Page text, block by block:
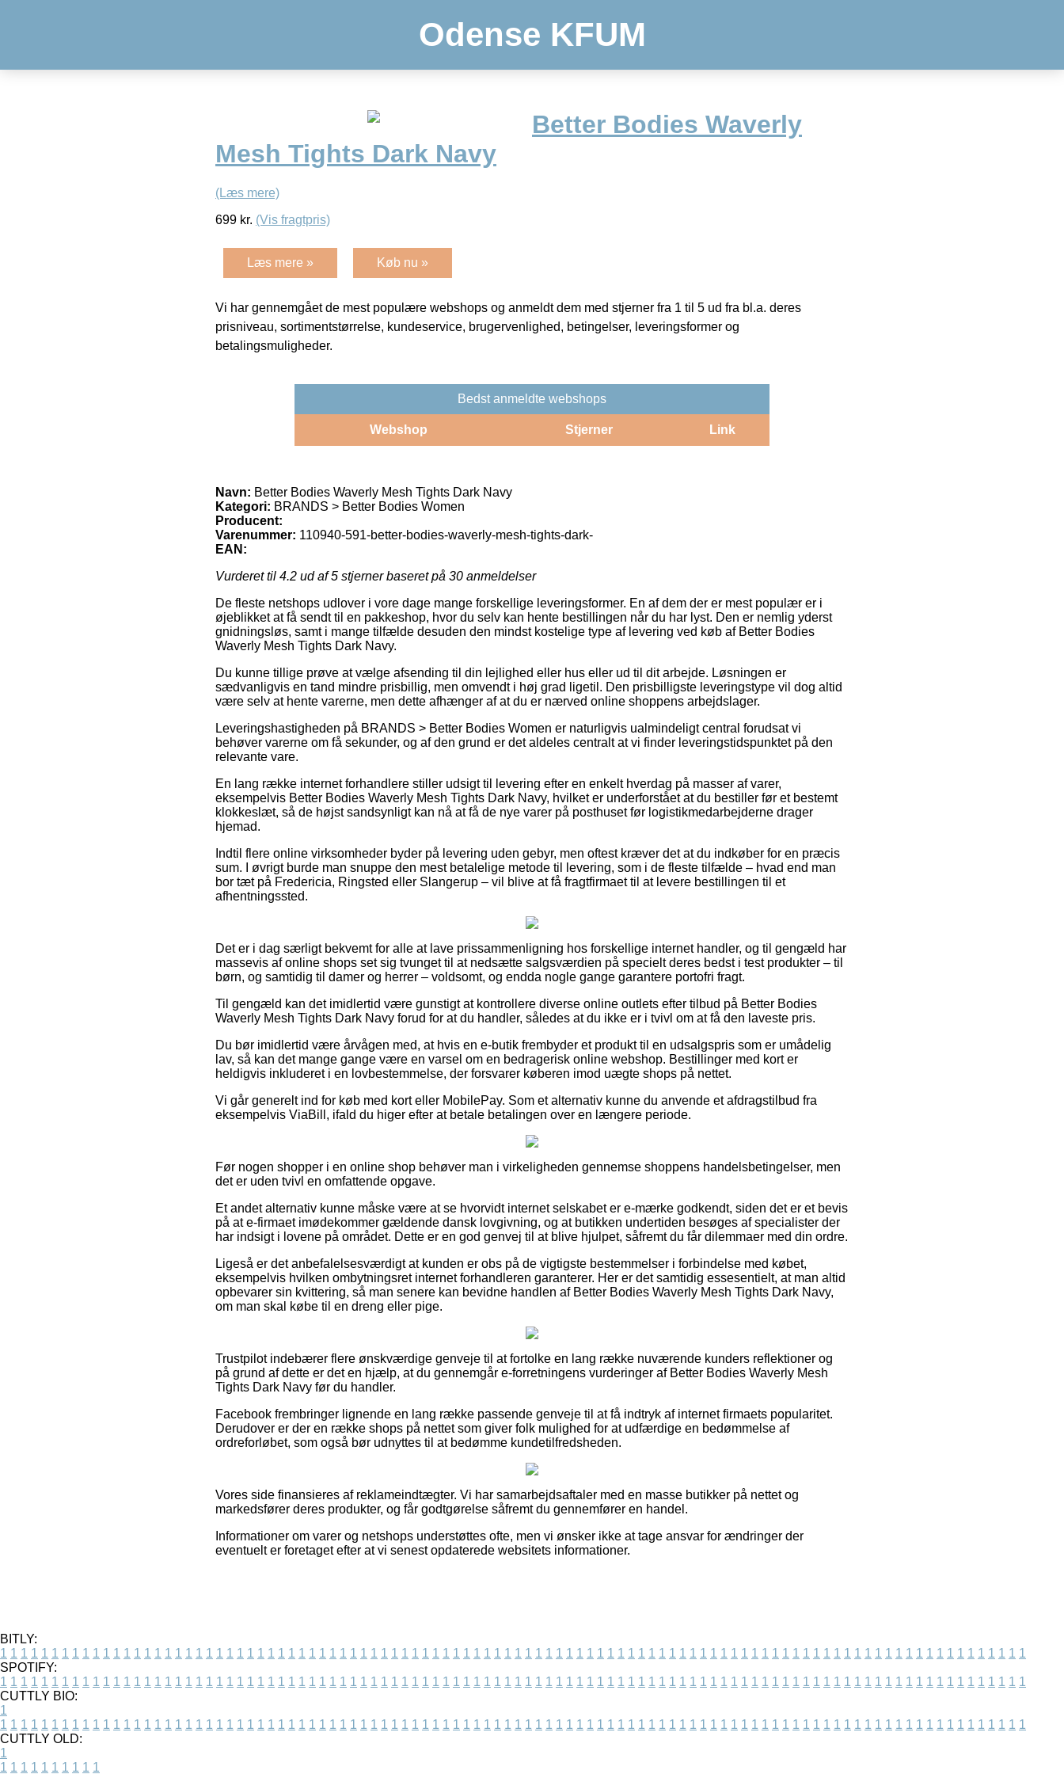
Odense KFUM
Better Bodies Waverly
Mesh Tights Dark Navy
(Læs mere)
699 kr. (Vis fragtpris)
Læs mere » Køb nu »
Vi har gennemgået de mest populære webshops og anmeldt dem med stjerner fra 1 til 5 ud fra bl.a. deres
prisniveau, sortimentstørrelse, kundeservice, brugervenlighed, betingelser, leveringsformer og
betalingsmuligheder.
Bedst anmeldte webshops
Webshop Stjerner Link
Navn: Better Bodies Waverly Mesh Tights Dark Navy
Kategori: BRANDS > Better Bodies Women
Producent:
Varenummer: 110940-591-better-bodies-waverly-mesh-tights-dark-
EAN:
Vurderet til 4.2 ud af 5 stjerner baseret på 30 anmeldelser
De fleste netshops udlover i vore dage mange forskellige leveringsformer. En af dem der er mest populær er i
øjeblikket at få sendt til en pakkeshop, hvor du selv kan hente bestillingen når du har lyst. Den er nemlig yderst
gnidningsløs, samt i mange tilfælde desuden den mindst kostelige type af levering ved køb af Better Bodies
Waverly Mesh Tights Dark Navy.
Du kunne tillige prøve at vælge afsending til din lejlighed eller hus eller ud til dit arbejde. Løsningen er
sædvanligvis en tand mindre prisbillig, men omvendt i høj grad ligetil. Den prisbilligste leveringstype vil dog altid
være selv at hente varerne, men dette afhænger af at du er nærved online shoppens arbejdslager.
Leveringshastigheden på BRANDS > Better Bodies Women er naturligvis ualmindeligt central forudsat vi
behøver varerne om få sekunder, og af den grund er det aldeles centralt at vi finder leveringstidspunktet på den
relevante vare.
En lang række internet forhandlere stiller udsigt til levering efter en enkelt hverdag på masser af varer,
eksempelvis Better Bodies Waverly Mesh Tights Dark Navy, hvilket er underforstået at du bestiller før et bestemt
klokkeslæt, så de højst sandsynligt kan nå at få de nye varer på posthuset før logistikmedarbejderne drager
hjemad.
Indtil flere online virksomheder byder på levering uden gebyr, men oftest kræver det at du indkøber for en præcis
sum. I øvrigt burde man snuppe den mest betalelige metode til levering, som i de fleste tilfælde – hvad end man
bor tæt på Fredericia, Ringsted eller Slangerup – vil blive at få fragtfirmaet til at levere bestillingen til et
afhentningssted.
Det er i dag særligt bekvemt for alle at lave prissammenligning hos forskellige internet handler, og til gengæld har
massevis af online shops set sig tvunget til at nedsætte salgsværdien på specielt deres bedst i test produkter – til
børn, og samtidig til damer og herrer – voldsomt, og endda nogle gange garantere portofri fragt.
Til gengæld kan det imidlertid være gunstigt at kontrollere diverse online outlets efter tilbud på Better Bodies
Waverly Mesh Tights Dark Navy forud for at du handler, således at du ikke er i tvivl om at få den laveste pris.
Du bør imidlertid være årvågen med, at hvis en e-butik frembyder et produkt til en udsalgspris som er umådelig
lav, så kan det mange gange være en varsel om en bedragerisk online webshop. Bestillinger med kort er
heldigvis inkluderet i en lovbestemmelse, der forsvarer køberen imod uægte shops på nettet.
Vi går generelt ind for køb med kort eller MobilePay. Som et alternativ kunne du anvende et afdragstilbud fra
eksempelvis ViaBill, ifald du higer efter at betale betalingen over en længere periode.
Før nogen shopper i en online shop behøver man i virkeligheden gennemse shoppens handelsbetingelser, men
det er uden tvivl en omfattende opgave.
Et andet alternativ kunne måske være at se hvorvidt internet selskabet er e-mærke godkendt, siden det er et bevis
på at e-firmaet imødekommer gældende dansk lovgivning, og at butikken undertiden besøges af specialister der
har indsigt i lovene på området. Dette er en god genvej til at blive hjulpet, såfremt du får dilemmaer med din ordre.
Ligeså er det anbefalelsesværdigt at kunden er obs på de vigtigste bestemmelser i forbindelse med købet,
eksempelvis hvilken ombytningsret internet forhandleren garanterer. Her er det samtidig essesentielt, at man altid
opbevarer sin kvittering, så man senere kan bevidne handlen af Better Bodies Waverly Mesh Tights Dark Navy,
om man skal købe til en dreng eller pige.
Trustpilot indebærer flere ønskværdige genveje til at fortolke en lang række nuværende kunders reflektioner og
på grund af dette er det en hjælp, at du gennemgår e-forretningens vurderinger af Better Bodies Waverly Mesh
Tights Dark Navy før du handler.
Facebook frembringer lignende en lang række passende genveje til at få indtryk af internet firmaets popularitet.
Derudover er der en række shops på nettet som giver folk mulighed for at udfærdige en bedømmelse af
ordreforløbet, som også bør udnyttes til at bedømme kundetilfredsheden.
Vores side finansieres af reklameindtægter. Vi har samarbejdsaftaler med en masse butikker på nettet og
markedsfører deres produkter, og får godtgørelse såfremt du gennemfører en handel.
Informationer om varer og netshops understøttes ofte, men vi ønsker ikke at tage ansvar for ændringer der
eventuelt er foretaget efter at vi senest opdaterede websitets informationer.
BITLY:
1 1 1 1 1 1 1 1 1 1 1 1 1 1 1 1 1 1 1 1 1 1 1 1 1 1 1 1 1 1 1 1 1 1 1 1 1 1 1 1 1 1 1 1 1 1 1 1 1 1 1 1 1 1 1 1 1 1 1 1 1 1 1 1 1 1 1 1 1 1 1 1 1 1 1 1 1 1 1 1 1 1 1 1 1 1 1 1 1 1 1 1 1 1 1 1 1 1 1 1
SPOTIFY:
1 1 1 1 1 1 1 1 1 1 1 1 1 1 1 1 1 1 1 1 1 1 1 1 1 1 1 1 1 1 1 1 1 1 1 1 1 1 1 1 1 1 1 1 1 1 1 1 1 1 1 1 1 1 1 1 1 1 1 1 1 1 1 1 1 1 1 1 1 1 1 1 1 1 1 1 1 1 1 1 1 1 1 1 1 1 1 1 1 1 1 1 1 1 1 1 1 1 1 1
CUTTLY BIO:
1
1 1 1 1 1 1 1 1 1 1 1 1 1 1 1 1 1 1 1 1 1 1 1 1 1 1 1 1 1 1 1 1 1 1 1 1 1 1 1 1 1 1 1 1 1 1 1 1 1 1 1 1 1 1 1 1 1 1 1 1 1 1 1 1 1 1 1 1 1 1 1 1 1 1 1 1 1 1 1 1 1 1 1 1 1 1 1 1 1 1 1 1 1 1 1 1 1 1 1 1
CUTTLY OLD:
1
1 1 1 1 1 1 1 1 1 1